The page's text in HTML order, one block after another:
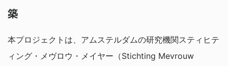
築
本プロジェクトは、アムステルダムの研究機関スティヒテ
ィング・メヴロウ・メイヤー（Stichting Mevrouw